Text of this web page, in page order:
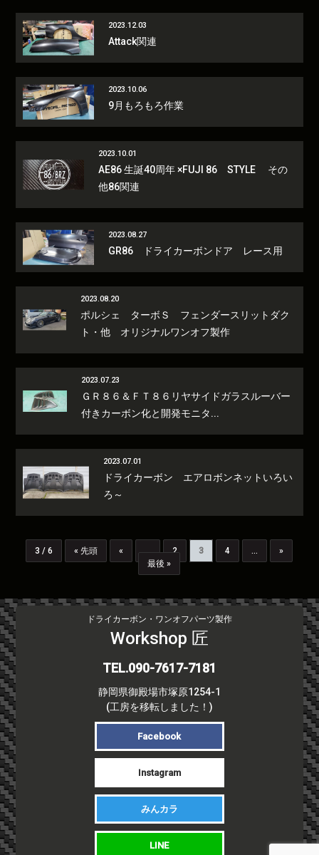
2023.12.03
Attack関連
2023.10.06
9月もろもろ作業
2023.10.01
AE86 生誕40周年 ×FUJI 86 STYLE その
他86関連
2023.08.27
GR86 ドライカーボンドア レース用
2023.08.20
ポルシェ ターボＳ フェンダースリットダク
ト・他 オリジナルワンオフ製作
2023.07.23
ＧＲ８６＆ＦＴ８６リヤサイドガラスルーバー
付きカーボン化と開発モニタ...
2023.07.01
ドライカーボン エアロボンネットいろい
ろ～
3 / 6 « 先頭 « ... 2 3 4 ...
»
最後 »
ドライカーボン・ワンオフパーツ製作
Workshop 匠
TEL.090-7617-7181
静岡県御殿場市塚原1254-1
(工房を移転しました！)
Facebook
Instagram
みんカラ
LINE